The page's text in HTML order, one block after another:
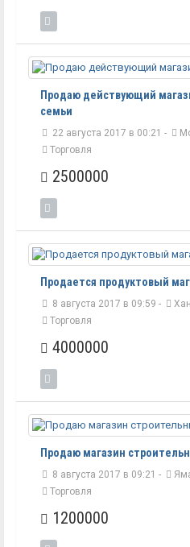
Продаю действующий
семьи
22 августа 2017 в 00:21 -
Торговля
2500000
Продается продуктовый
8 августа 2017 в 09:59 -
Торговля
4000000
Продаю магазин
8 августа 2017 в 09:21 -
Торговля
1200000